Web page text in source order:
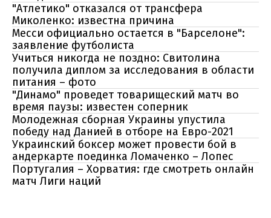
"Атлетико" отказался от трансфера
Миколенко: известна причина
Месси официально остается в "Барселоне":
заявление футболиста
Учиться никогда не поздно: Свитолина
получила диплом за исследования в области
питания – фото
"Динамо" проведет товарищеский матч во
время паузы: известен соперник
Молодежная сборная Украины упустила
победу над Данией в отборе на Евро-2021
Украинский боксер может провести бой в
андеркарте поединка Ломаченко – Лопес
Португалия – Хорватия: где смотреть онлайн
матч Лиги наций